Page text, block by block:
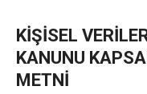
KİŞİSEL
KANUNU
METNİ
Kahramanmaraş Ticaret
binası hizmete açıldı
By TUTSO